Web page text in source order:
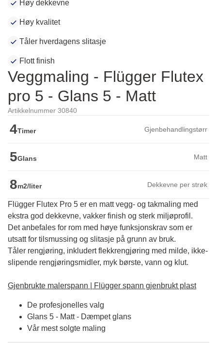
Høy dekkevne
Høy kvalitet
Tåler hverdagens slitasje
Flott finish
Veggmaling - Flügger Flutex
pro 5 - Glans 5 - Matt
Artikkelnummer 30840
4Timer Gjenbehandlingstørr
5Glans Matt
8m2/liter Dekkevne per strøk
Flügger Flutex Pro 5 er en matt vegg- og takmaling med
ekstra god dekkevne, vakker finish og sterk miljøprofil.
Det anbefales for rom med høye funksjonskrav som er
utsatt for tilsmussing og slitasje på grunn av bruk.
Tåler rengjøring, inkludert flekkrengjøring med milde, ikke-
slipende rengjøringsmidler, myk børste, vann og klut.
Gjenbrukte malerspann | Flügger spann gjenbrukt plast
De profesjonelles valg
Glans 5 - Matt - Dæmpet glans
Vår mest solgte maling